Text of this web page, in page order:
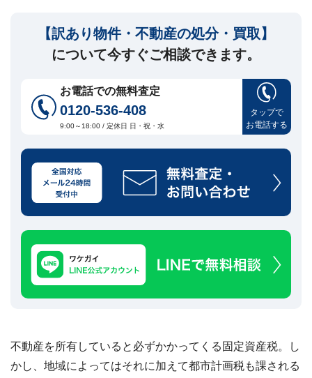
買
売
に
つ
い
て
有
分・
空
き
家・
築
不
可
な
ど
▾
物
件
【訳あり物件・不動産の処分・買取】
について今すぐご相談できます。
お電話での無料査定
0120-536-408
9:00～18:00 / 定休日 日・祝・水
タップで
お電話する
不動産を所有していると必ずかかってくる固定資産税。し
かし、地域によってはそれに加えて都市計画税も課される